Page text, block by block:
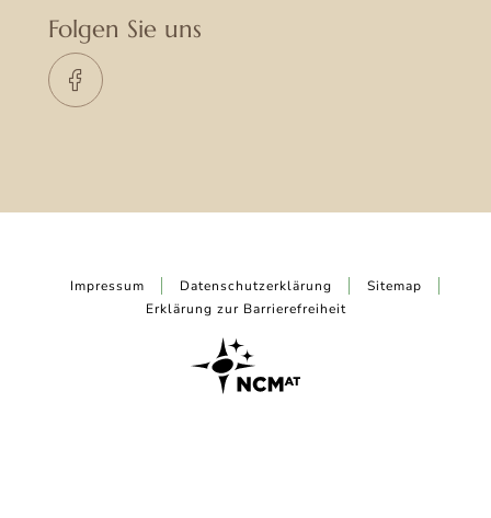
Folgen Sie uns
Impressum Datenschutzerklärung
Sitemap
Erklärung zur Barrierefreiheit